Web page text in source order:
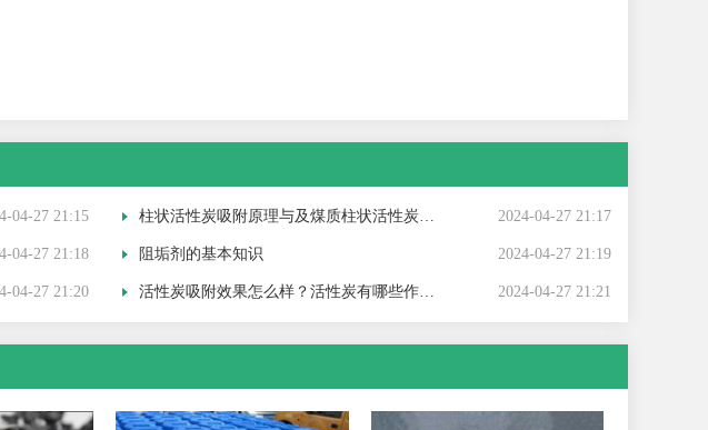
04-27 21:15 柱状活性炭吸附原理与及煤质柱状活性炭对粘合剂的标准 2024-04-27 21:17
04-27 21:18 阻垢剂的基本知识 2024-04-27 21:19
04-27 21:20 活性炭吸附效果怎么样？活性炭有哪些作用？ 2024-04-27 21:21